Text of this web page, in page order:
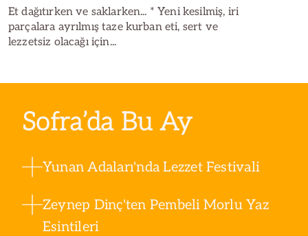
Et dağıtırken ve saklarken... * Yeni kesilmiş, iri
parçalara ayrılmış taze kurban eti, sert ve
lezzetsiz olacağı için...
Sofra’da Bu Ay
Yunan Adaları'nda Lezzet Festivali
Zeynep Dinç'ten Pembeli Morlu Yaz
Esintileri